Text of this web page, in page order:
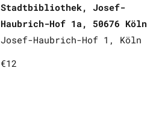
Stadtbibliothek, Josef-
Haubrich-Hof 1a, 50676 Köln
Josef-Haubrich-Hof 1, Köln
€12